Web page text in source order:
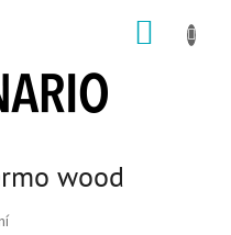
wood
hvězdiček.